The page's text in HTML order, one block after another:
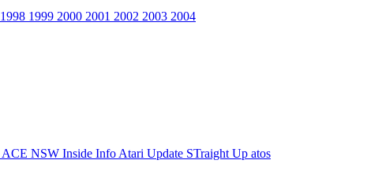
1998 1999 2000 2001 2002 2003 2004
ACE NSW Inside Info Atari Update STraight Up atos